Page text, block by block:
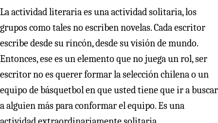
La actividad literaria es una actividad solitaria, los
grupos como tales no escriben novelas. Cada escritor
escribe desde su rincón, desde su visión de mundo.
Entonces, ese es un elemento que no juega un rol, ser
escritor no es querer formar la selección chilena o un
equipo de básquetbol en que usted tiene que ir a buscar
a alguien más para conformar el equipo. Es una